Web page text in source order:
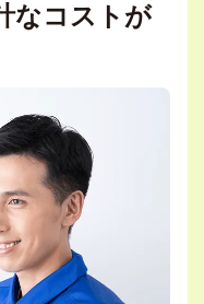
なコストが